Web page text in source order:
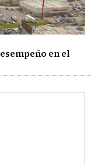
en el